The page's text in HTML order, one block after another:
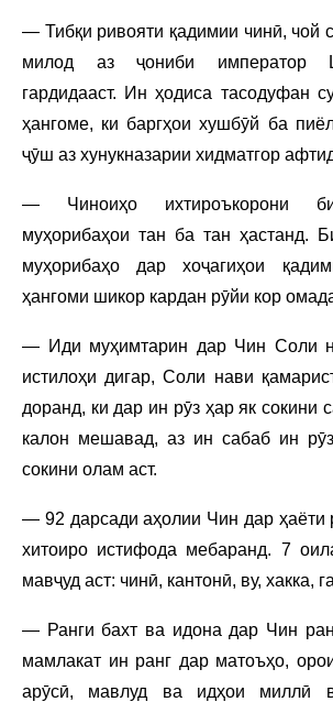
— Тибқи ривояти қадимии чинӣ, чой
милод аз ҷониби император
гардидааст. Ин ҳодиса тасодуфан
ҳангоме, ки баргҳои хушбӯй ба
ҷӯш аз хунукназарии хидматгор
— Чиноиҳо ихтироъкорони
муҳорибаҳои тан ба тан ҳастанд.
муҳорибаҳо дар хоҷагиҳои
ҳангоми шикор кардан рӯйи кор
— Иди муҳимтарин дар Чин Соли
истилоҳи дигар, Соли нави
доранд, ки дар ин рӯз ҳар як сокини
калон мешавад, аз ин сабаб ин
сокини олам аст.
— 92 дарсади аҳолии Чин дар ҳаёти
хитоиро истифода мебаранд. 7
мавҷуд аст: чинӣ, кантонӣ, ву, хакка,
— Ранги бахт ва идона дар Чин
мамлакат ин ранг дар матоъҳо,
арӯсӣ, мавлуд ва идҳои миллӣ